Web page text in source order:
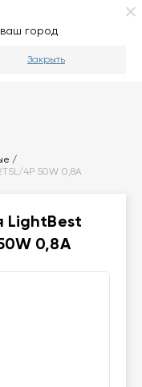
город
Закрыть
4P 50W 0,8А
LightBest
0,8А